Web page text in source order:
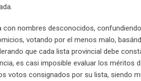
con nombres desconocidos,
votando por el menos malo,
que cada lista provincial debe
es casi imposible evaluar los méritos
votos consignados por su lista, siendo